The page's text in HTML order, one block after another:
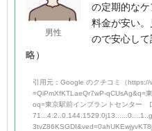
男性
の定期的な
料金が安い
ので安心し
略）
引用元：Google のクチコミ（
=QiPmXfKTLaeQr7wP-qCUsAg&q=
oq=東京駅前インプラントセンター